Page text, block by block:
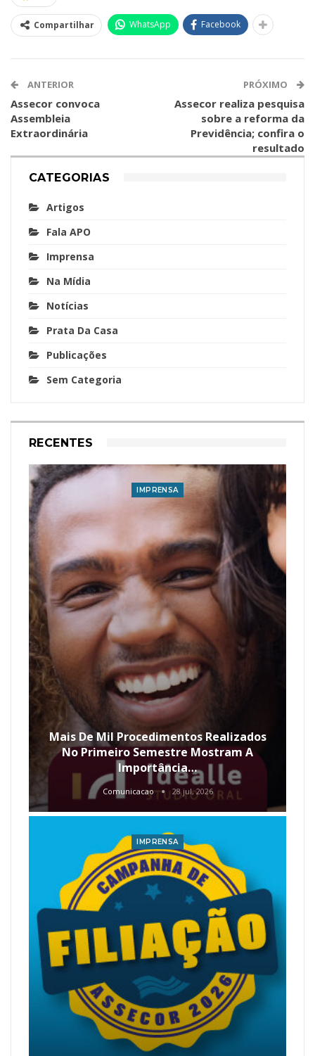
Compartilhar WhatsApp Facebook
ANTERIOR
Assecor convoca
Assembleia
Extraordinária
PRÓXIMO
Assecor realiza pesquisa
sobre a reforma da
Previdência; confira o
resultado
CATEGORIAS
Artigos
Fala APO
Imprensa
Na Mídia
Notícias
Prata Da Casa
Publicações
Sem Categoria
RECENTES
IMPRENSA
Mais De Mil Procedimentos Realizados
No Primeiro Semestre Mostram A
Importância…
Comunicacao 28 jul, 2026
IMPRENSA